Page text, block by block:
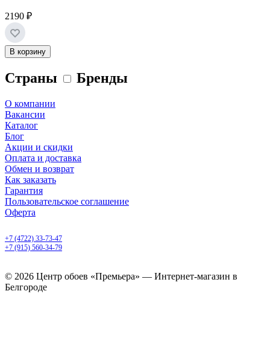
2190 ₽
В корзину
Страны Бренды
О компании
Вакансии
Каталог
Блог
Акции и скидки
Оплата и доставка
Обмен и возврат
Как заказать
Гарантия
Пользовательское соглашение
Оферта
+7 (4722) 33-73-47
+7 (915) 560-34-79
© 2026 Центр обоев «Премьера» — Интернет-магазин в
Белгороде